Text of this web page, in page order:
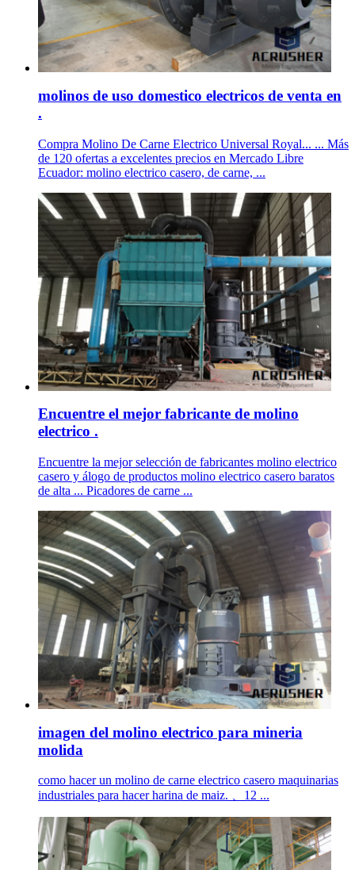
molinos de uso domestico electricos de venta en
.
Compra Molino De Carne Electrico Universal Royal... ... Más
de 120 ofertas a excelentes precios en Mercado Libre
Ecuador: molino electrico casero, de carne, ...
Encuentre el mejor fabricante de molino
electrico .
Encuentre la mejor selección de fabricantes molino electrico
casero y álogo de productos molino electrico casero baratos
de alta ... Picadores de carne ...
imagen del molino electrico para mineria
molida
como hacer un molino de carne electrico casero maquinarias
industriales para hacer harina de maiz. 、12 ...